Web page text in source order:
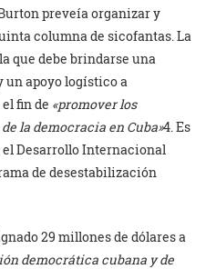
preveía organizar y
columna de sicofantas. La
que debe brindarse una
un apoyo logístico a
fin de «promover los
la democracia en Cuba»4. Es
Desarrollo Internacional
de desestabilización
29 millones de dólares a
democrática cubana y de